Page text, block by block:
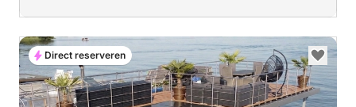
Direct reserveren